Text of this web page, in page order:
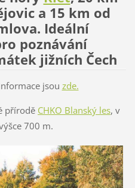
a 15 km od
Ideální
poznávání
jižních Čech
jsou zde.
přírodě CHKO Blanský les, v
700 m.